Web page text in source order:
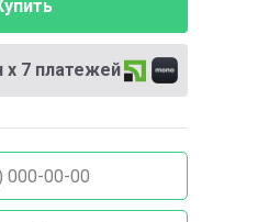
х 7 платежей